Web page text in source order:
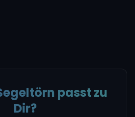
passt zu
Dir?